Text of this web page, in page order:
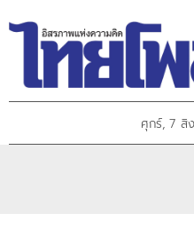
ศุกร์, 7 สิ